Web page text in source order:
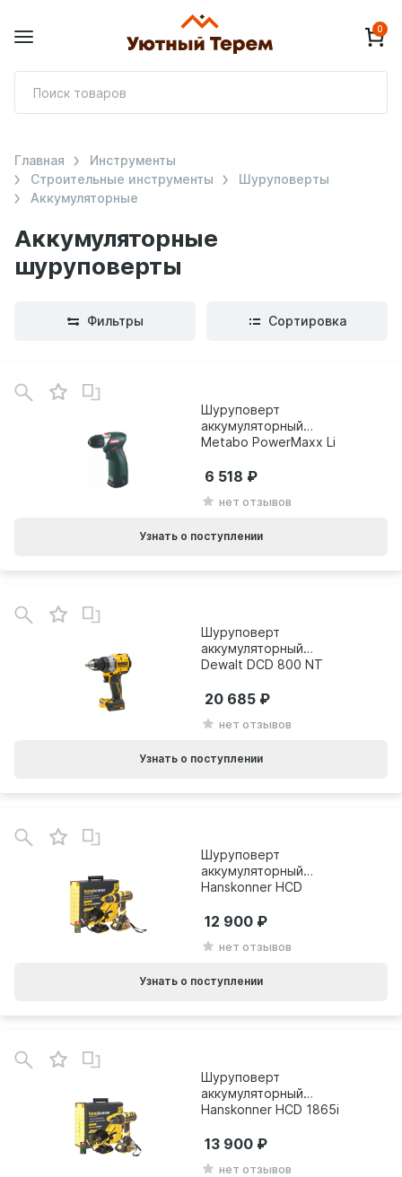
0
Аккумуляторные
шуруповерты
Главная
Инструменты
Строительные инструменты
Шуруповерты
Аккумуляторные
Фильтры Сортировка
Шуруповерт
аккумуляторный
Metabo PowerMaxx Li
нет отзывов
6 518
Узнать о поступлении
Шуруповерт
аккумуляторный
Dewalt DCD 800 NT
DCD800NT-XJ
нет отзывов
20 685
Узнать о поступлении
Шуруповерт
аккумуляторный
Hanskonner HCD
нет отзывов
12 900
Узнать о поступлении
Шуруповерт
аккумуляторный
Hanskonner HCD 1865i
нет отзывов
13 900